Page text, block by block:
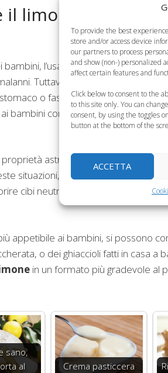
To provide the best
store and/or access device
our partners to process
and show (non-) personalized
affect certain features and
Click below to consent to the
to this site only. You can
consent, by using the toggles
button at the bottom of the
ACCETTA
limone
l’usanza popolare delle
Tuttavia, è innegabile che il
o fastidio alla gola. Sebbene i
bambini con il solo intento di
astringenti, il che lo rende
situazioni, anziché proporre il
cibi neutri, come un semplice
appetibile ai bambini, si possono
o dei ghiaccioli fatti in casa a
in un formato più gradevole al
sano,
al
Crema pasticcera